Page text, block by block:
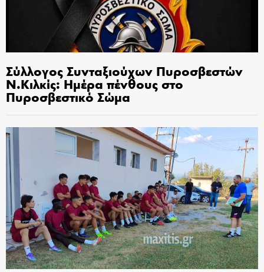
Σύλλογος Συνταξιούχων Πυροσβεστών
Ν.Κιλκίς: Ημέρα πένθους στο
Πυροσβεστικό Σώμα